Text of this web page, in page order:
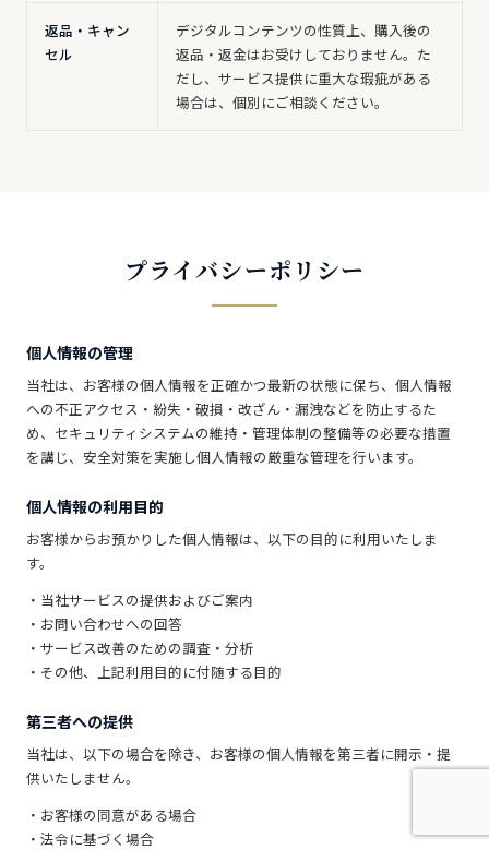
返品・キャン
セル
デジタルコンテンツの性質上、購入後の
返品・返金はお受けしておりません。た
だし、サービス提供に重大な瑕疵がある
場合は、個別にご相談ください。
プライバシーポリシー
個人情報の管理
当社は、お客様の個人情報を正確かつ最新の状態に保ち、個人情報
への不正アクセス・紛失・破損・改ざん・漏洩などを防止するた
め、セキュリティシステムの維持・管理体制の整備等の必要な措置
を講じ、安全対策を実施し個人情報の厳重な管理を行います。
個人情報の利用目的
お客様からお預かりした個人情報は、以下の目的に利用いたしま
す。
・当社サービスの提供およびご案内
・お問い合わせへの回答
・サービス改善のための調査・分析
・その他、上記利用目的に付随する目的
第三者への提供
当社は、以下の場合を除き、お客様の個人情報を第三者に開示・提
供いたしません。
・お客様の同意がある場合
・法令に基づく場合